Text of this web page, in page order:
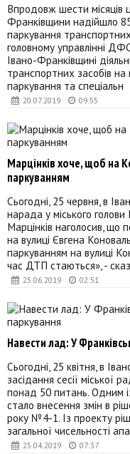
20.07.2019 09:55
Впродовж шести
Франківщини надійшло
паркування
головному управлінні
Івано-Франківщині
транспортних засобів
паркування та спеціальн
25.06.2019 02:51
Марцінків хоче, щоб на
паркуванням
Сьогодні, 25 червня, в
нарада у міського голови
Марцінків наголосив, що
на вулиці Євгена
паркуванням на вулиці
час ДТП стаються», -
25.04.2019 07:37
Навести лад: У
Сьогодні, 25 квітня, в
засідання сесії міської
понад 50 питань. Одним
стало внесення змін в
року №4-1. Із проекту
загальної чисельності